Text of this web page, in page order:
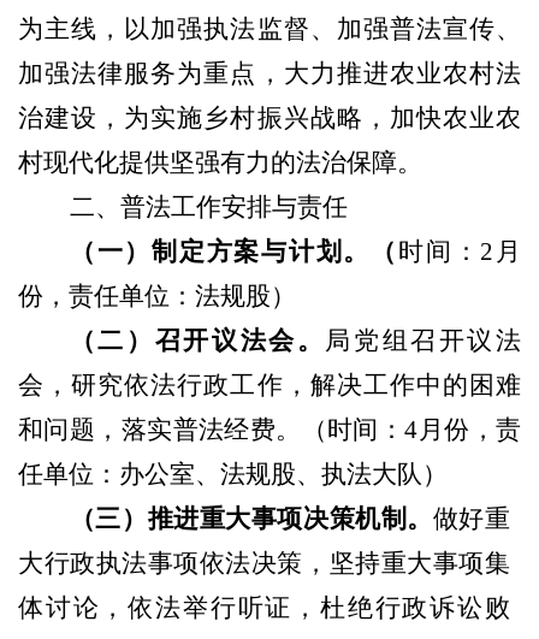
为主线，以加强执法监督、加强普法宣传、
加强法律服务为重点，大力推进农业农村法
治建设，为实施乡村振兴战略，加快农业农
村现代化提供坚强有力的法治保障。
二、普法工作安排与责任
（ 一）制定方案与计划。 （ 时间： 2月
份，责任单位：法规股）
（二 ） 召开议法会。 局党组召开议法
会，研究依法行政工作，解决工作中的困难
和问题，落实普法经费。
（时间：4月份，责
任单位：办公室、法规股、执法大队 ）
（三） 推进重大事项决策机制。 做好重
大行政执法事项依法决策，坚持重大事项集
体讨论，依法举行听证，杜绝行政诉讼败